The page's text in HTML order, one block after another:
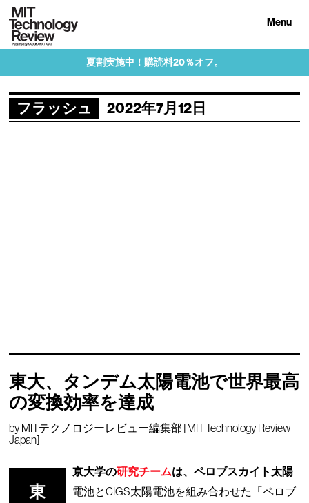
Menu
夏割実施中！購読料20％オフ。
フラッシュ 2022年7月12日
東大、タンデム太陽電池で世界最高
の変換効率を達成
byMITテクノロジーレビュー編集部 [MIT Technology Review
Japan]
東
京大学の研究チームは、ペロブスカイト太陽
電池とCIGS太陽電池を組み合わせた「ペロブ